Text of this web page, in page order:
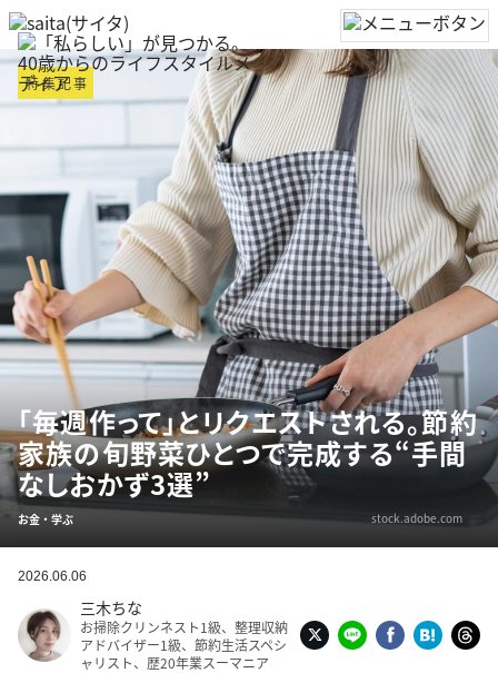
特集記事
「毎週作って」とリクエストされる。節約
家族の旬野菜ひとつで完成する“手間
なしおかず3選”
お金・学ぶ stock.adobe.com
2026.06.06
三木ちな
お掃除クリンネスト1級、整理収納
アドバイザー1級、節約生活スペシ
ャリスト、歴20年業スーマニア